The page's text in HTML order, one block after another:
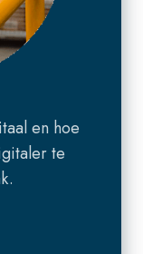
en hoe
te